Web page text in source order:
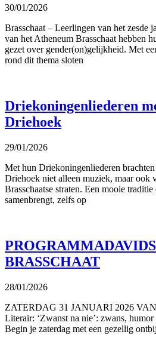
30/01/2026
Brasschaat – Leerlingen van het zesde
van het Atheneum Brasschaat hebben
gezet over gender(on)gelijkheid. Met
rond dit thema sloten
Driekoningenliederen
Driehoek
29/01/2026
Met hun Driekoningenliederen
Driehoek niet alleen muziek, maar ook
Brasschaatse straten. Een mooie
samenbrengt, zelfs op
BRASSCHAAT
28/01/2026
ZATERDAG 31 JANUARI 2026 VAN
Literair: ‘Zwanst na nie’: zwans,
Begin je zaterdag met een gezellig